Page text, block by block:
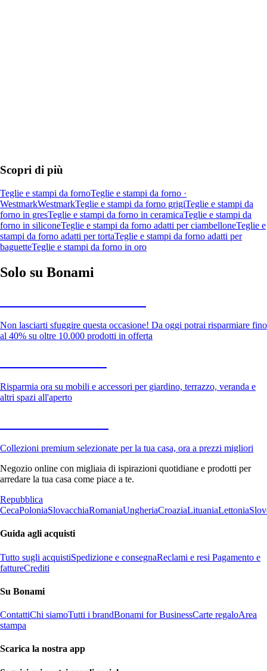
Scopri di più
Teglie e stampi da fornoTeglie e stampi da forno ·
WestmarkWestmarkTeglie e stampi da forno grigiTeglie e stampi da
forno in gresTeglie e stampi da forno in ceramicaTeglie e stampi da
forno in siliconeTeglie e stampi da forno adatti per ciambelloneTeglie e
stampi da forno adatti per tortaTeglie e stampi da forno adatti per
baguetteTeglie e stampi da forno in oro
Solo su Bonami
Non lasciarti sfuggire questa occasione! Da oggi potrai risparmiare fino
al 40% su oltre 10.000 prodotti in offerta
Risparmia ora su mobili e accessori per giardino, terrazzo, veranda e
altri spazi all'aperto
Collezioni premium selezionate per la tua casa, ora a prezzi migliori
Negozio online con migliaia di ispirazioni quotidiane e prodotti per
arredare la tua casa come piace a te.
Repubblica
CecaPoloniaSlovacchiaRomaniaUngheriaCroaziaLituaniaLettonia
Guida agli acquisti
Tutto sugli acquistiSpedizione e consegnaReclami e resi Pagamento e
fattureCrediti
Su Bonami
ContattiChi siamoTutti i brandBonami for BusinessCarte regaloArea
stampa
Scarica la nostra app